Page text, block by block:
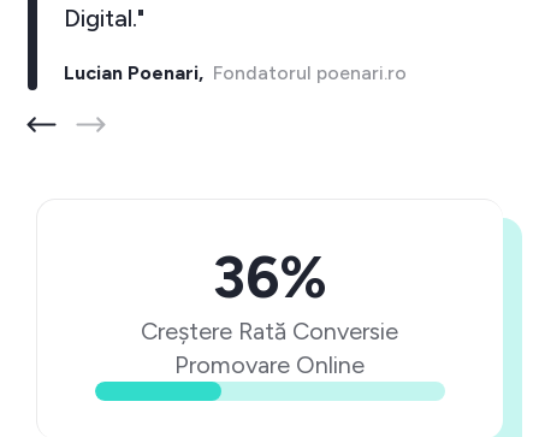
Digital."
Lucian Poenari,Fondatorul poenari.ro
36%
Creștere Rată Conversie
Promovare Online